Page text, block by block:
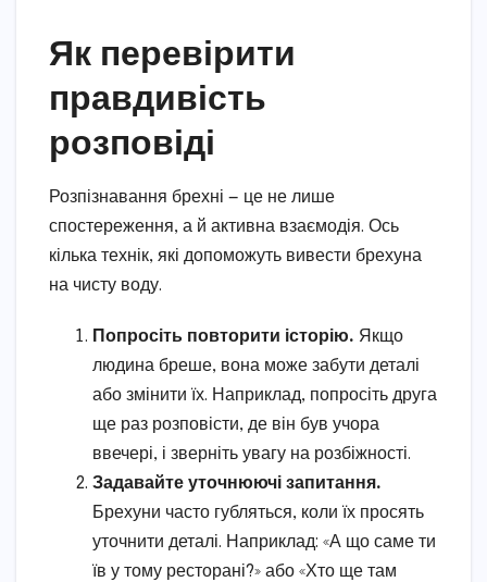
Як перевірити
правдивість
розповіді
Розпізнавання брехні — це не лише
спостереження, а й активна взаємодія. Ось
кілька технік, які допоможуть вивести брехуна
на чисту воду.
Попросіть повторити історію. Якщо
людина бреше, вона може забути деталі
або змінити їх. Наприклад, попросіть друга
ще раз розповісти, де він був учора
ввечері, і зверніть увагу на розбіжності.
Задавайте уточнюючі запитання.
Брехуни часто губляться, коли їх просять
уточнити деталі. Наприклад: «А що саме ти
їв у тому ресторані?» або «Хто ще там